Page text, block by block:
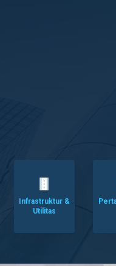
Infrastruktur &
Utilitas